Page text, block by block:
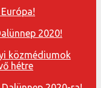
2020!
közmédiumok
hétre